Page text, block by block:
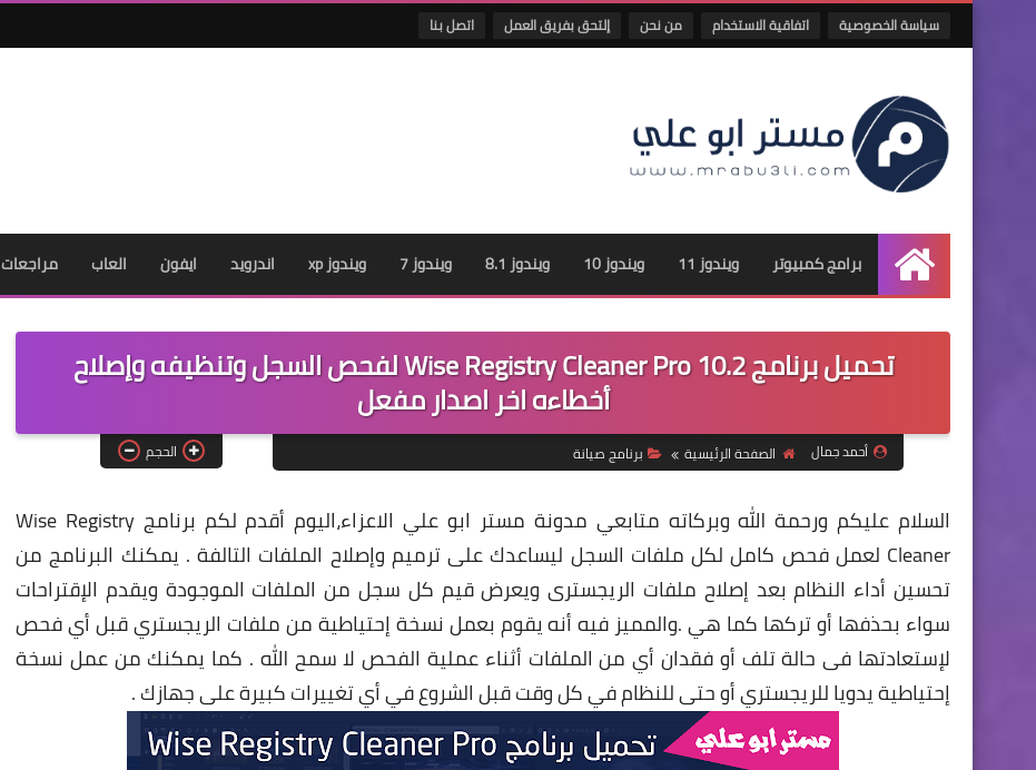
سياسة الخصوصية اتفاقية الاستخدام من نحن إلتحق بفريق العمل اتصل بنا
الرئيسية
برامج كمبيوتر ويندوز 11 ويندوز 10 ويندوز 8.1 ويندوز 7 ويندوز xp اندرويد ايفون العاب مراجعات
تحميل برنامج Wise Registry Cleaner Pro 10.2 لفحص السجل وتنظيفه وإصلاح
أخطاءه اخر اصدار مفعل
أحمد جمال الصفحة الرئيسية برنامج صيانة الحجم
السلام عليكم ورحمة الله وبركاته متابعي مدونة مستر ابو علي الاعزاء،اليوم أقدم لكم برنامج Wise Registry
Cleaner لعمل فحص كامل لكل ملفات السجل ليساعدك على ترميم وإصلاح الملفات التالفة . يمكنك البرنامج من
تحسين أداء النظام بعد إصلاح ملفات الريجسترى ويعرض قيم كل سجل من الملفات الموجودة ويقدم الإقتراحات
سواء بحذفها أو تركها كما هي .والمميز فيه أنه يقوم بعمل نسخة إحتياطية من ملفات الريجستري قبل أي فحص
لإستعادتها فى حالة تلف أو فقدان أي من الملفات أثناء عملية الفحص لا سمح الله . كما يمكنك من عمل نسخة
إحتياطية يدويا للريجستري أو حتى للنظام في كل وقت قبل الشروع في أي تغييرات كبيرة على جهازك .